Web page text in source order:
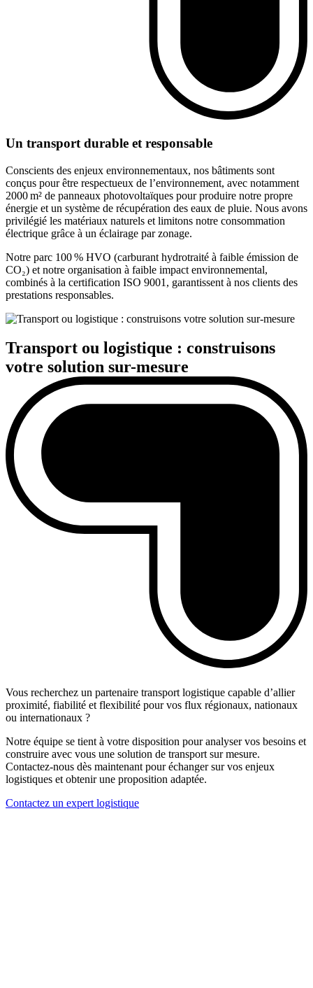
Un transport durable et responsable
Conscients des enjeux environnementaux, nos bâtiments sont
conçus pour être respectueux de l’environnement, avec notamment
2000 m² de panneaux photovoltaïques pour produire notre propre
énergie et un système de récupération des eaux de pluie. Nous avons
privilégié les matériaux naturels et limitons notre consommation
électrique grâce à un éclairage par zonage.
Notre parc 100 % HVO (carburant hydrotraité à faible émission de
CO₂) et notre organisation à faible impact environnemental,
combinés à la certification ISO 9001, garantissent à nos clients des
prestations responsables.
Transport ou logistique : construisons
votre solution sur-mesure
Vous recherchez un partenaire transport logistique capable d’allier
proximité, fiabilité et flexibilité pour vos flux régionaux, nationaux
ou internationaux ?
Notre équipe se tient à votre disposition pour analyser vos besoins et
construire avec vous une solution de transport sur mesure.
Contactez‑nous dès maintenant pour échanger sur vos enjeux
logistiques et obtenir une proposition adaptée.
Contactez un expert logistique